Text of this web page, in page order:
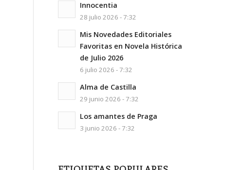
Innocentia
28 julio 2026 - 7:32
Mis Novedades Editoriales
Favoritas en Novela Histórica
de Julio 2026
6 julio 2026 - 7:32
Alma de Castilla
29 junio 2026 - 7:32
Los amantes de Praga
3 junio 2026 - 7:32